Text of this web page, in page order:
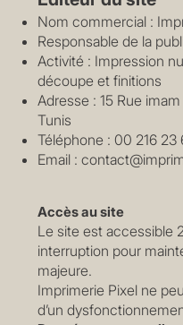
Nom commercial :
Responsable de la
Activité : Impression
découpe et finitions
Adresse : 15 Rue
Tunis
Téléphone : 00 216 23
Email :
Accès au site
Le site est accessible
interruption pour
majeure.
Imprimerie Pixel ne
d’un